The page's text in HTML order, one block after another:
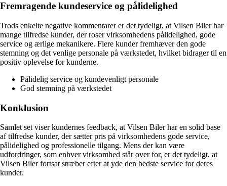
Fremragende kundeservice og pålidelighed
Trods enkelte negative kommentarer er det tydeligt, at Vilsen Biler har
mange tilfredse kunder, der roser virksomhedens pålidelighed, gode
service og ærlige mekanikere. Flere kunder fremhæver den gode
stemning og det venlige personale på værkstedet, hvilket bidrager til en
positiv oplevelse for kunderne.
Pålidelig service og kundevenligt personale
God stemning på værkstedet
Konklusion
Samlet set viser kundernes feedback, at Vilsen Biler har en solid base
af tilfredse kunder, der sætter pris på virksomhedens gode service,
pålidelighed og professionelle tilgang. Mens der kan være
udfordringer, som enhver virksomhed står over for, er det tydeligt, at
Vilsen Biler fortsat stræber efter at yde den bedste service for deres
kunder.